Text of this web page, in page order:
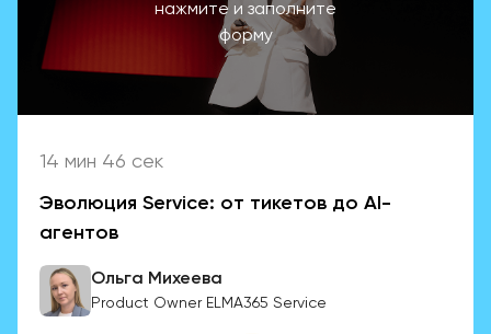
нажмите и заполните
форму
14 мин 46 сек
Эволюция Service: от тикетов до AI-
агентов
Ольга Михеева
Product Owner ELMA365 Service